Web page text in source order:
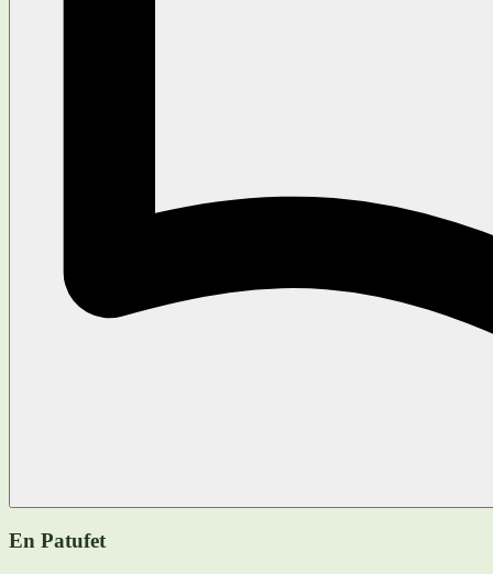
En Patufet